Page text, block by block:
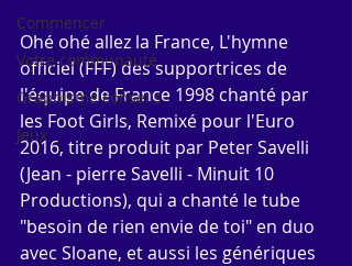
Commencer
Votre communauté
Graphisme conseils
Jeux
Ohé ohé allez la France, L'hymne
officiel (FFF) des supportrices de
l'équipe de France 1998 chanté par
les Foot Girls, Remixé pour l'Euro
2016, titre produit par Peter Savelli
(Jean - pierre Savelli - Minuit 10
Productions), qui a chanté le tube
"besoin de rien envie de toi" en duo
avec Sloane, et aussi les génériques